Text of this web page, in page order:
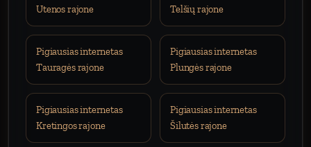
Utenos rajone
Telšių rajone
Pigiausias internetas
Tauragės rajone
Pigiausias internetas
Plungės rajone
Pigiausias internetas
Kretingos rajone
Pigiausias internetas
Šilutės rajone